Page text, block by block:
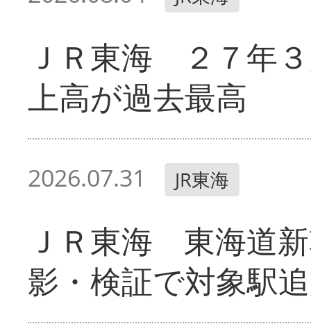
ＪＲ東海 ２７年
上高が過去最高
2026.07.31 JR東海
ＪＲ東海 東海道
影・検証で対象駅